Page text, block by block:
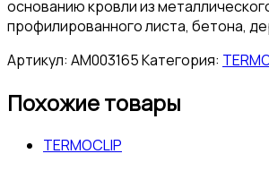
основанию кровли из
профилированного листа, бетона,
Артикул: АМ003165Категория:
Похожие товары
TERMOCLIP